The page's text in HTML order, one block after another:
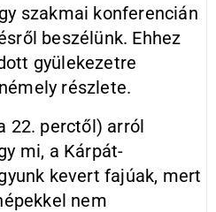
szakmai konferencián
beszélünk. Ehhez
gyülekezetre
részlete.
22. perctől) arról
mi, a Kárpát-
kevert fajúak, mert
nem